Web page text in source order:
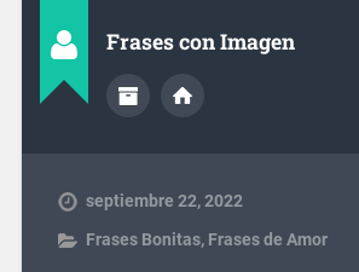
Frases con Imagen
septiembre 22, 2022
Frases Bonitas, Frases de Amor